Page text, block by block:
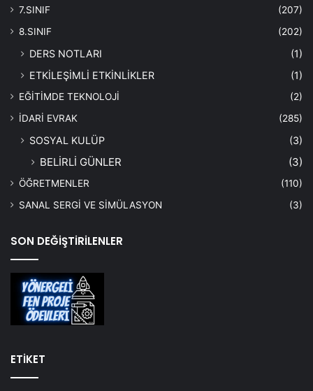
7.SINIF
(207)
8.SINIF
(202)
DERS NOTLARI
(1)
ETKİLEŞİMLİ ETKİNLİKLER
(1)
EĞİTİMDE TEKNOLOJİ
(2)
İDARİ EVRAK
(285)
SOSYAL KULÜP (3)
BELİRLİ GÜNLER (3)
ÖĞRETMENLER
(110)
SANAL SERGİ VE SİMÜLASYON
(3)
SON DEĞİŞTİRİLENLER
ETİKET